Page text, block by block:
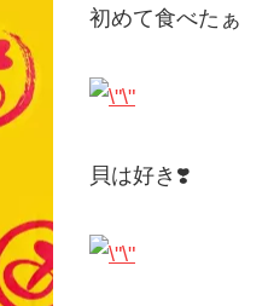
初めて食べたぁ
貝は好き❣️